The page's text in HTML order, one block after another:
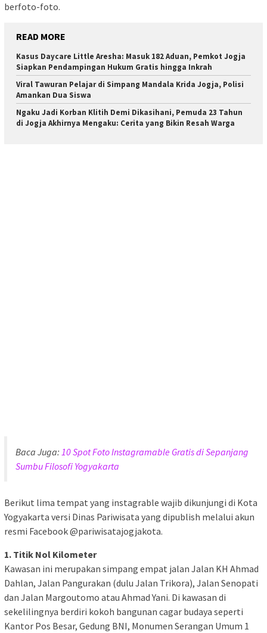
berfoto-foto.
READ MORE
Kasus Daycare Little Aresha: Masuk 182 Aduan, Pemkot Jogja
Siapkan Pendampingan Hukum Gratis hingga Inkrah
Viral Tawuran Pelajar di Simpang Mandala Krida Jogja, Polisi
Amankan Dua Siswa
Ngaku Jadi Korban Klitih Demi Dikasiha­ni, Pemuda 23 Tahun
di Jogja Akhirnya Mengaku: Cerita yang Bikin Resah Warga
Baca Juga: 10 Spot Foto Instagramable Gratis di Sepanjang
Sumbu Filosofi Yogyakarta
Berikut lima tempat yang instagrable wajib dikunjungi di Kota
Yogyakarta versi Dinas Pariwisata yang dipublish melalui akun
resmi Facebook @pariwisatajogjakota.
1. Titik Nol Kilometer
Kawasan ini merupakan simpang empat jalan Jalan KH Ahmad
Dahlan, Jalan Pangurakan (dulu Jalan Trikora), Jalan Senopati
dan Jalan Margoutomo atau Ahmad Yani. Di kawasan di
sekelilingnya berdiri kokoh bangunan cagar budaya seperti
Kantor Pos Besar, Gedung BNI, Monumen Serangan Umum 1